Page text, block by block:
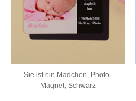
Sie ist ein Mädchen, Photo-
Magnet, Schwarz